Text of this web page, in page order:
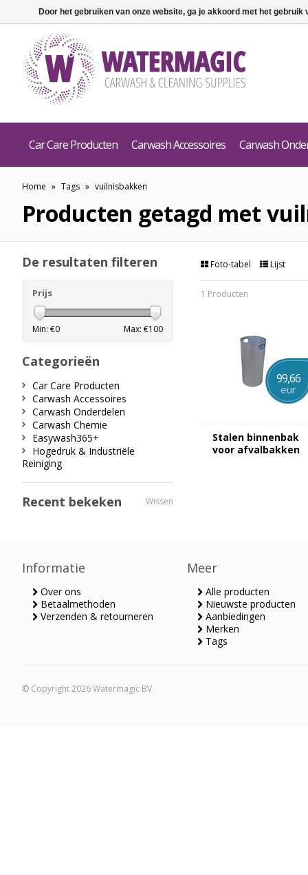
Car Care Producten Carwash Accessoires Carwash
Home » Tags » vuilnisbakken
Producten getagd met
Foto-tabel Lijst
1 Producten
99,66
eur
Stalen binnenbak
voor afvalbakken
De resultaten filteren
Prijs
Min: €0 Max: €100
Categorieën
Car Care Producten
Carwash Accessoires
Carwash Onderdelen
Carwash Chemie
Easywash365+
Hogedruk & Industriële
Reiniging
Recent bekeken Wissen
Informatie
Over ons
Betaalmethoden
Verzenden & retourneren
Meer
Alle producten
Nieuwste producten
Aanbiedingen
Merken
Tags
© Copyright 2026 Watermagic BV
Door het gebruiken van onze website, ga je akkoord met het